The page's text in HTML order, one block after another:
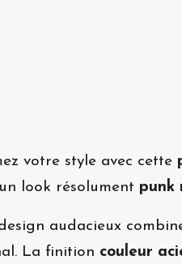
votre style avec cette
look résolument punk
audacieux
La finition couleur